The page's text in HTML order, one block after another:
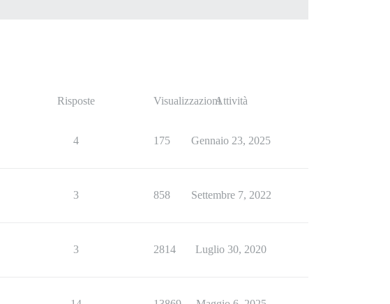
Risposte VisualizzazioniAttività
4 175 Gennaio 23, 2025
3 858 Settembre 7, 2022
3 2814 Luglio 30, 2020